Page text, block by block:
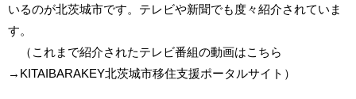
いるのが北茨城市です。テレビや新聞でも度々紹介されていま
す。
（これまで紹介されたテレビ番組の動画はこちら
→ KITAIBARAKEY北茨城市移住支援ポータルサイト ）